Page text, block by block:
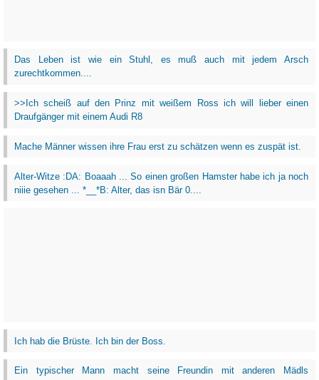
Das Leben ist wie ein Stuhl, es muß auch mit jedem Arsch
zurechtkommen....
>>Ich scheiß auf den Prinz mit weißem Ross ich will lieber einen
Draufgänger mit einem Audi R8
Mache Männer wissen ihre Frau erst zu schätzen wenn es zuspät ist.
Alter-Witze :DA: Boaaah ... So einen großen Hamster habe ich ja noch
niiie gesehen ... *__*B: Alter, das isn Bär 0....
Ich hab die Brüste. Ich bin der Boss.
Ein typischer Mann macht seine Freundin mit anderen Mädls